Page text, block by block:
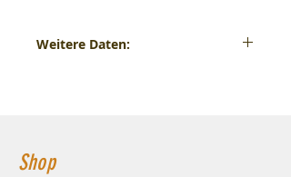
Weitere Daten:
Shop